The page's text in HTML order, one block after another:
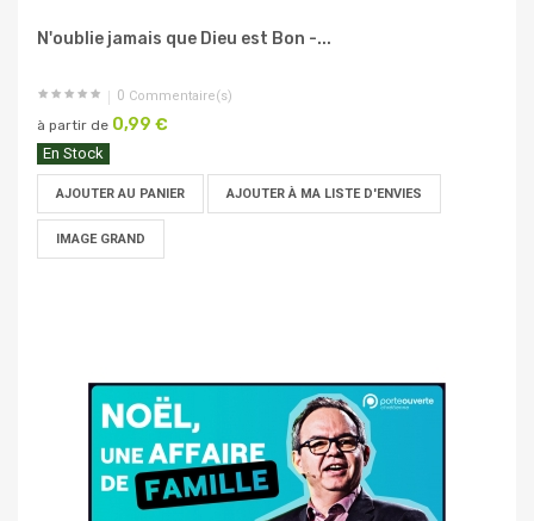
N'oublie jamais que Dieu est Bon -...
0 Commentaire(s)
à partir de 0,99 €
En Stock
AJOUTER AU PANIER AJOUTER À MA LISTE D'ENVIES
IMAGE GRAND